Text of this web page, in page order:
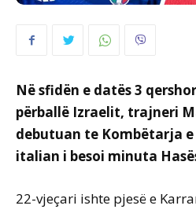
Në sfidën e datës 3
përballë Izraelit, trajneri
debutuan te Kombëtarja e
italian i besoi minuta
22-vjeçari ishte pjesë e